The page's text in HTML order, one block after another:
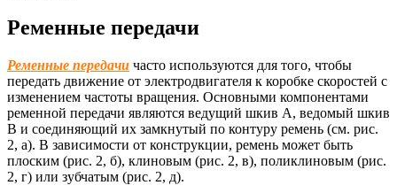
Ременные передачи
Ременные передачи часто используются для того, чтобы
передать движение от электродвигателя к коробке скоростей с
изменением частоты вращения. Основными компонентами
ременной передачи являются ведущий шкив А, ведомый шкив
В и соединяющий их замкнутый по контуру ремень (см. рис.
2, а). В зависимости от конструкции, ремень может быть
плоским (рис. 2, б), клиновым (рис. 2, в), поликлиновым (рис.
2, г) или зубчатым (рис. 2, д).